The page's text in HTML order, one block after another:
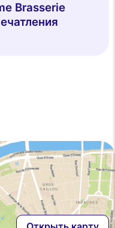
Brasserie